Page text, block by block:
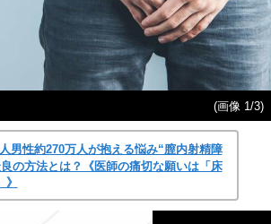
(画像 1/3)
男性約270万人が抱える悩み“膣内射精障
の方法とは？《医師の痛切な願いは「床